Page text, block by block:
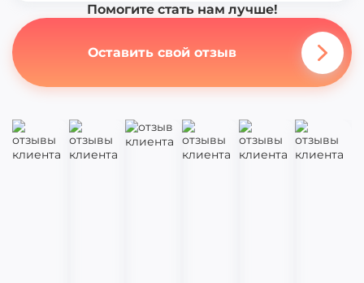
Помогите стать нам лучше!
Оставить свой отзыв